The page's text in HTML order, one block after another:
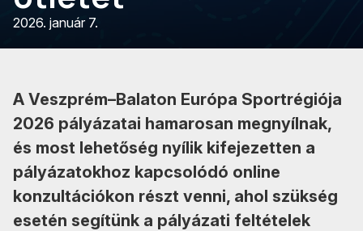
2026. január 7.
A Veszprém–Balaton Európa Sportrégiója
2026 pályázatai hamarosan megnyílnak,
és most lehetőség nyílik kifejezetten a
pályázatokhoz kapcsolódó online
konzultációkon részt venni, ahol szükség
esetén segítünk a pályázati feltételek